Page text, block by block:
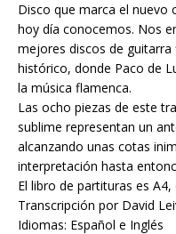
Disco que marca el nuevo
hoy día conocemos. Nos
mejores discos de
histórico, donde Paco de
la música flamenca.
Las ocho piezas de este
sublime representan un
alcanzando unas cotas
interpretación hasta
El libro de partituras es
Transcripción por David
Idiomas: Español e Inglés